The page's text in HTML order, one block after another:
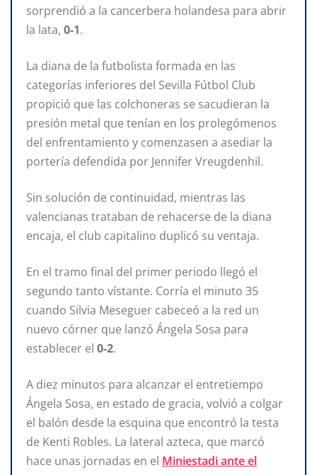
sorprendió a la cancerbera holandesa para abrir
la lata, 0-1.
La diana de la futbolista formada en las
categorías inferiores del Sevilla Fútbol Club
propició que las colchoneras se sacudieran la
presión metal que tenían en los prolegómenos
del enfrentamiento y comenzasen a asediar la
portería defendida por Jennifer Vreugdenhil.
Sin solución de continuidad, mientras las
valencianas trataban de rehacerse de la diana
encaja, el club capitalino duplicó su ventaja.
En el tramo final del primer periodo llegó el
segundo tanto vístante. Corría el minuto 35
cuando Silvia Meseguer cabeceó a la red un
nuevo córner que lanzó Ángela Sosa para
establecer el 0-2.
A diez minutos para alcanzar el entretiempo
Ángela Sosa, en estado de gracia, volvió a colgar
el balón desde la esquina que encontró la testa
de Kenti Robles. La lateral azteca, que marcó
hace unas jornadas en el Miniestadi ante el